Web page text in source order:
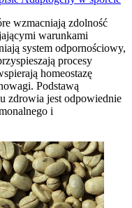
wzmacniają zdolność
warunkami
system odpornościowy,
procesy
homeostazę
Podstawą
zdrowia jest odpowiednie
i